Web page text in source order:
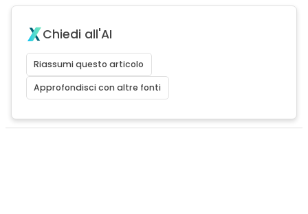
Chiedi all'AI
Riassumi questo articolo
Approfondisci con altre fonti